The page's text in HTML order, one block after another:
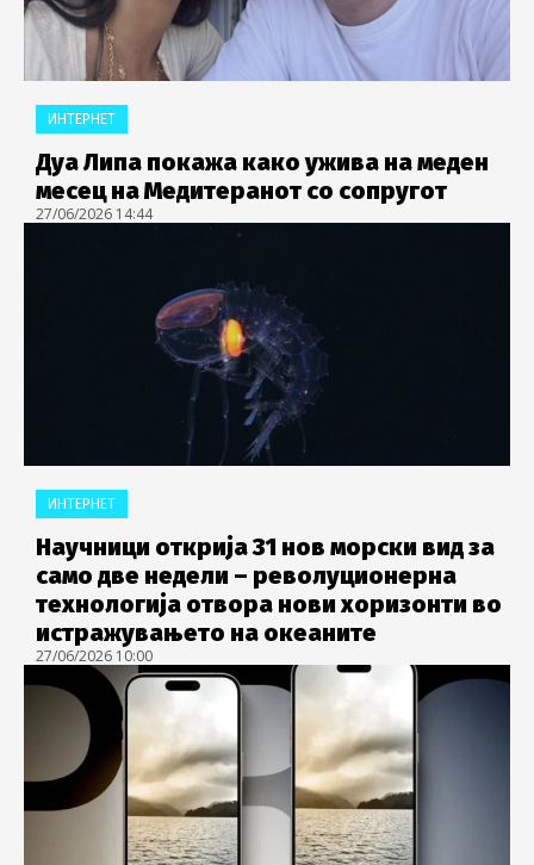
ИНТЕРНЕТ
Дуа Липа покажа како ужива на меден
месец на Медитеранот со сопругот
27/06/2026 14:44
ИНТЕРНЕТ
Научници открија 31 нов морски вид за
само две недели – револуционерна
технологија отвора нови хоризонти во
истражувањето на океаните
27/06/2026 10:00